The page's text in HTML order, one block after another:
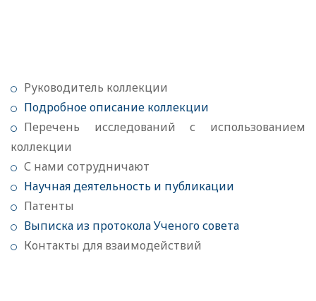
Руководитель коллекции
Подробное описание коллекции
Перечень исследований с использованием
коллекции
С нами сотрудничают
Научная деятельность и публикации
Патенты
Выписка из протокола Ученого совета
Контакты для взаимодействий